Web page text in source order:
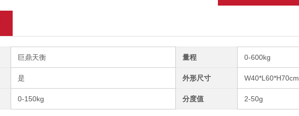
巨鼎天衡 量程 0-600kg
是 外形尺寸 W40*L60*H70cm
0-150kg 分度值 2-50g